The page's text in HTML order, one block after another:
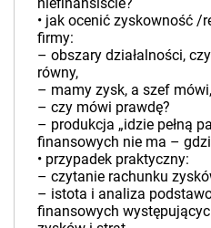
• jak ocenić zyskowność /
firmy:
– obszary działalności,
równy,
– mamy zysk, a szef
– czy mówi prawdę?
– produkcja „idzie pełną
finansowych nie ma –
• przypadek praktyczny:
– czytanie rachunku
– istota i analiza
finansowych